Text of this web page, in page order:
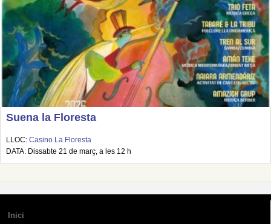
Suena la Floresta
LLOC: Casino La Floresta
DATA: Dissabte 21 de març, a les 12 h
Inici